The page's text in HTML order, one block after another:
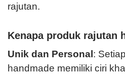
rajutan.
Kenapa produk rajutan
Unik dan Personal:
handmade memiliki ciri